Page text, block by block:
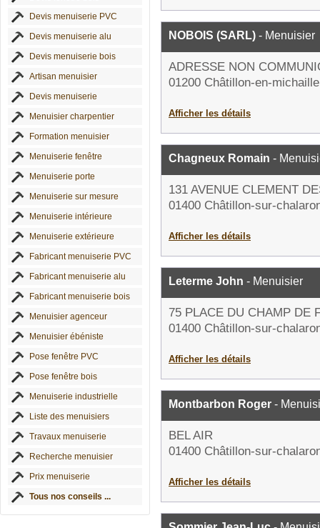
Devis menuiserie PVC
Devis menuiserie alu
Devis menuiserie bois
Artisan menuisier
Devis menuiserie
Menuisier charpentier
Formation menuisier
Menuiserie fenêtre
Menuiserie porte
Menuiserie sur mesure
Menuiserie intérieure
Menuiserie extérieure
Fabricant menuiserie PVC
Fabricant menuiserie alu
Fabricant menuiserie bois
Menuisier agenceur
Menuisier ébéniste
Pose fenêtre PVC
Pose fenêtre bois
Menuiserie industrielle
Liste des menuisiers
Travaux menuiserie
Recherche menuisier
Prix menuiserie
Tous nos conseils ...
NOBOIS (SARL) - Menuisier
ADRESSE NON
01200 Châtillon-en-michaille
Afficher les détails
Chagneux Romain -
131 AVENUE CLEMENT
01400 Châtillon-sur-
Afficher les détails
Leterme John - Menuisier
75 PLACE DU CHAMP DE
01400 Châtillon-sur-
Afficher les détails
Montbarbon Roger -
BEL AIR
01400 Châtillon-sur-
Afficher les détails